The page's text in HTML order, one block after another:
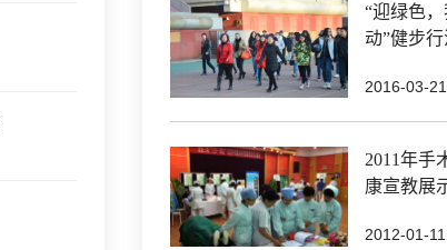
“迎绿色
动”健步
2016-03-21
2011年手
康宣教展
2012-01-11